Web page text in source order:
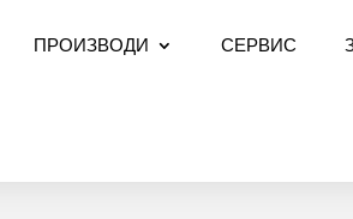
ПРОИЗВОДИ СЕРВИС